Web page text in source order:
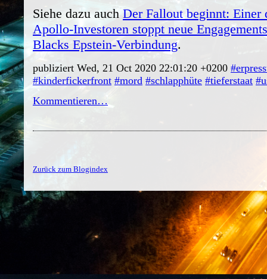
Siehe dazu auch Der Fallout beginnt: Einer
Apollo-Investoren stoppt neue
Blacks Epstein-Verbindung.
publiziert Wed, 21 Oct 2020 22:01:20 +0200
#kinderfickerfront #mord #schlapphüte #tieferstaat
Kommentieren…
Zurück zum Blogindex